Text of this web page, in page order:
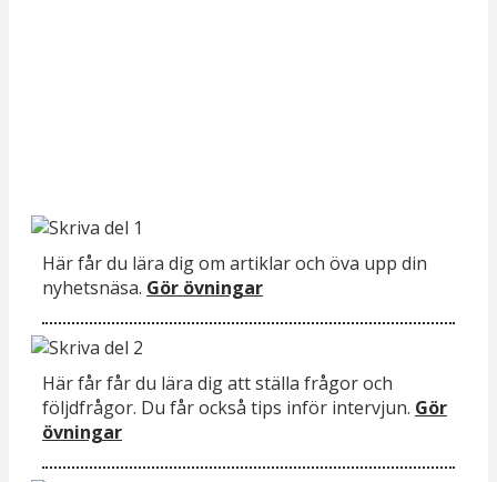
Här får du lära dig om artiklar och öva upp din
nyhetsnäsa. Gör övningar
Här får får du lära dig att ställa frågor och
följdfrågor. Du får också tips inför intervjun. Gör
övningar
Marknadsföring
med dig av dina
intressen och ditt
beteende när du
surfar ökar du
personligt
anpassat innehåll
och erbjudanden.